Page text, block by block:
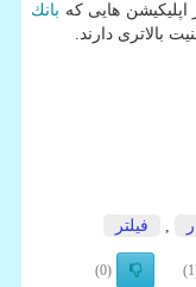
اپلیكیشن هایی كه بانك
بالاتری دارند.
فیلتر
(0)